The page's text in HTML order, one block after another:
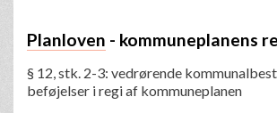
Planloven - kommuneplanens
§ 12, stk. 2-3: vedrørende
beføjelser i regi af kommuneplanen